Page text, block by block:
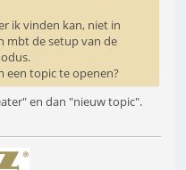
ik vinden kan, niet in
mbt de setup van de
een topic te openen?
en dan "nieuw topic".